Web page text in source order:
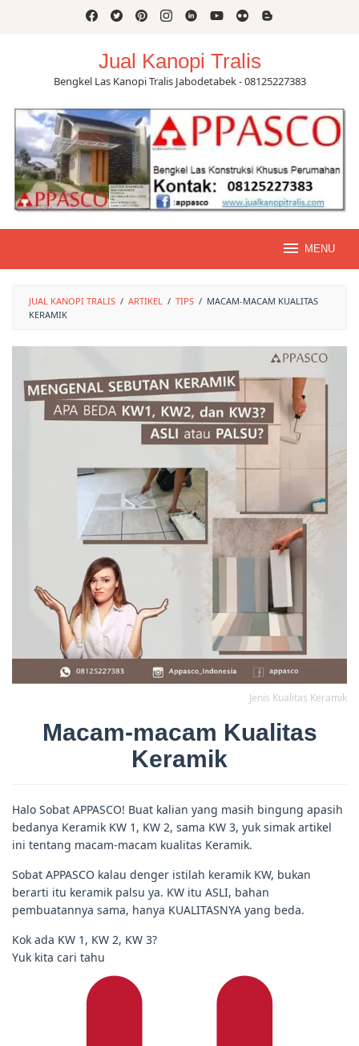
Jual Kanopi Tralis
Bengkel Las Kanopi Tralis Jabodetabek - 08125227383
MENU
JUAL KANOPI TRALIS / ARTIKEL / TIPS / MACAM-MACAM KUALITAS
KERAMIK
Jenis Kualitas Keramik
Macam-macam Kualitas
Keramik
Halo Sobat APPASCO! Buat kalian yang masih bingung apasih
bedanya Keramik KW 1, KW 2, sama KW 3, yuk simak artikel
ini tentang macam-macam kualitas Keramik.
Sobat APPASCO kalau denger istilah keramik KW, bukan
berarti itu keramik palsu ya. KW itu ASLI, bahan
pembuatannya sama, hanya KUALITASNYA yang beda.
Kok ada KW 1, KW 2, KW 3?
Yuk kita cari tahu